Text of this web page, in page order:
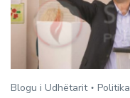
Blogu i Udhëtarit Politika